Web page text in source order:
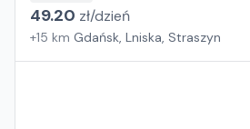
49.20 zł/dzień
+15 km Gdańsk, Lniska, Straszyn